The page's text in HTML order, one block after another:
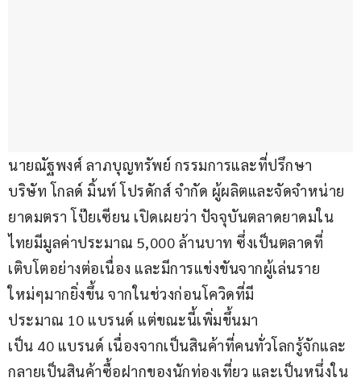
นายณัฐพงศ์ ลาภบุญทรัพย์ กรรมการและที่ปรึกษา
บริษัท โกลด์ มิ้นท์ โปรดักส์ จำกัด ผู้ผลิตและจัดจำหน่าย
ยาดมตรา โป๊ยเซียน เปิดเผยว่า ปัจจุบันตลาดยาดมใน
ไทยมีมูลค่าประมาณ 5,000 ล้านบาท ซึ่งเป็นตลาดที่
เติบโตอย่างต่อเนื่อง และมีการแข่งขันจากผู้เล่นราย
ใหม่ๆมากยิ่งขึ้น จากในช่วงก่อนโควิดที่มี
ประมาณ 10 แบรนด์ แต่ขณะนี้เพิ่มขึ้นมา
เป็น 40 แบรนด์ เนื่องจากเป็นสินค้าที่คนทั่วโลกรู้จักและ
กลายเป็นสินค้าซื้อฝากของนักท่องเที่ยว และเป็นหนึ่งใน